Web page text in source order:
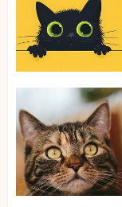
2
3